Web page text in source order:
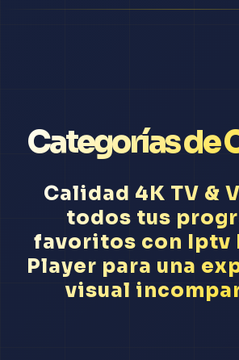
Categorías de
Calidad 4K TV &
todos tus
favoritos con Iptv
Player para una
visual